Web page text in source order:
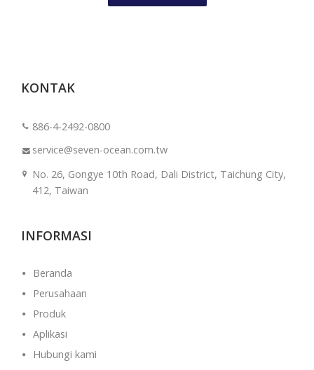
KONTAK
886-4-2492-0800
service@seven-ocean.com.tw
No. 26, Gongye 10th Road, Dali District, Taichung City,
412, Taiwan
INFORMASI
Beranda
Perusahaan
Produk
Aplikasi
Hubungi kami